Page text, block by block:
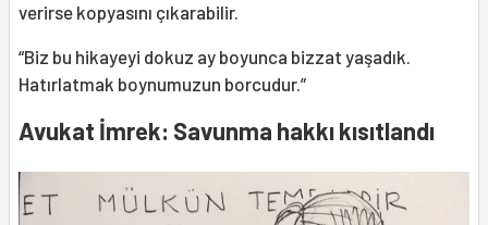
verirse kopyasını çıkarabilir.
“Biz bu hikayeyi dokuz ay boyunca bizzat yaşadık.
Hatırlatmak boynumuzun borcudur.”
Avukat İmrek: Savunma hakkı kısıtlandı